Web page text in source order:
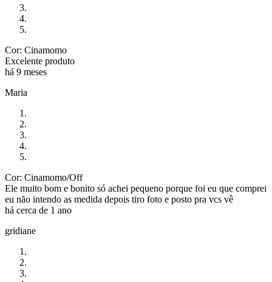
Cor: Cinamomo
Excelente produto
há 9 meses
Maria
Cor: Cinamomo/Off
Ele muito bom e bonito só achei pequeno porque foi eu que comprei
eu não intendo as medida depois tiro foto e posto pra vcs vê
há cerca de 1 ano
gridiane